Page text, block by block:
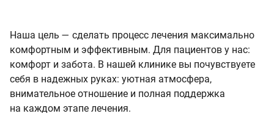
Наша цель — сделать процесс лечения максимально
комфортным и эффективным. Для пациентов у нас:
комфорт и забота. В нашей клинике вы почувствуете
себя в надежных руках: уютная атмосфера,
внимательное отношение и полная поддержка
на каждом этапе лечения.